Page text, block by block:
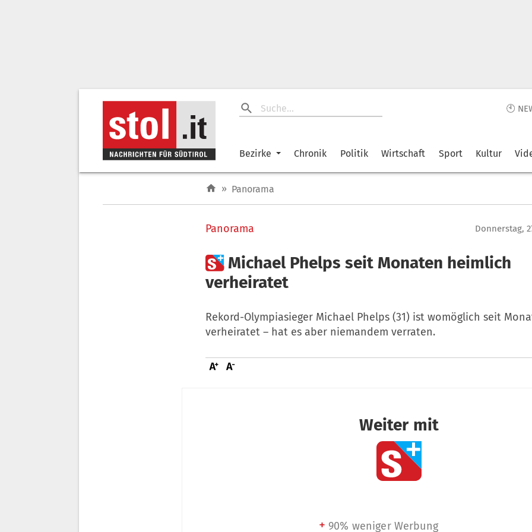
🕙
Bezirke Chronik Politik Wirtschaft Sport Kultur
» Panorama
Panorama Donnerstag,
 Michael Phelps seit Monaten heimlich
verheiratet
Rekord-Olympiasieger Michael Phelps (31) ist womöglich seit
verheiratet – hat es aber niemandem verraten.